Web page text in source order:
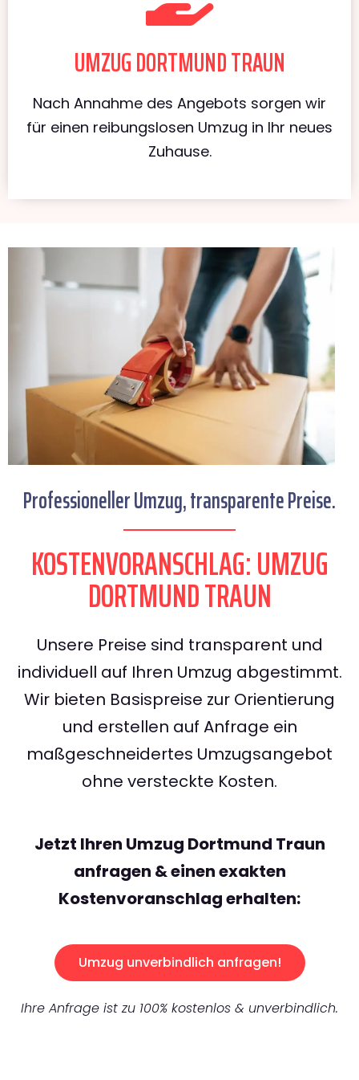
UMZUG DORTMUND TRAUN
Nach Annahme des Angebots sorgen wir
für einen reibungslosen Umzug in Ihr neues
Zuhause.
Professioneller Umzug, transparente Preise.
KOSTENVORANSCHLAG: UMZUG
DORTMUND TRAUN
Unsere Preise sind transparent und
individuell auf Ihren Umzug abgestimmt.
Wir bieten Basispreise zur Orientierung
und erstellen auf Anfrage ein
maßgeschneidertes Umzugsangebot
ohne versteckte Kosten.
Jetzt Ihren Umzug Dortmund Traun
anfragen & einen exakten
Kostenvoranschlag erhalten:
Umzug unverbindlich anfragen!
Ihre Anfrage ist zu 100% kostenlos & unverbindlich.